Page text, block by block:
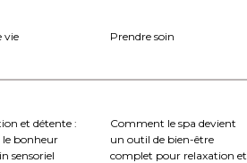
vie
Prendre soin
et détente :
le bonheur
sensoriel
Comment le spa devient
un outil de bien-être
complet pour relaxation et